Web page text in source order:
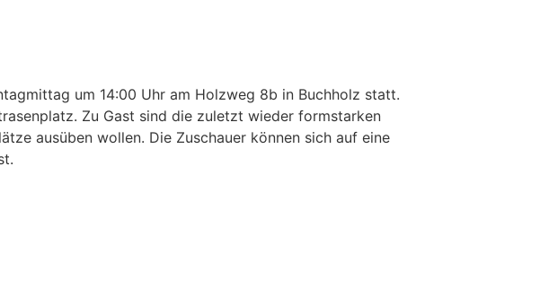
um 14:00 Uhr am Holzweg 8b in Buchholz statt.
Zu Gast sind die zuletzt wieder formstarken
ausüben wollen. Die Zuschauer können sich auf eine